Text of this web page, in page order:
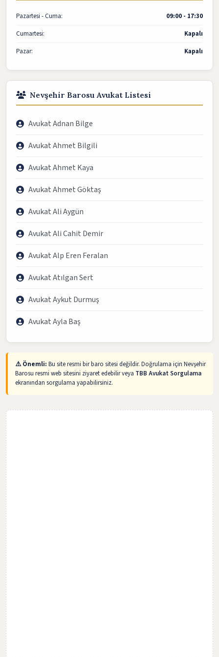
Pazartesi - Cuma:
09:00 - 17:30
Cumartesi:
Kapalı
Pazar:
Kapalı
Nevşehir Barosu Avukat Listesi
Avukat Adnan Bilge
Avukat Ahmet Bilgili
Avukat Ahmet Kaya
Avukat Ahmet Göktaş
Avukat Ali Aygün
Avukat Ali Cahit Demir
Avukat Alp Eren Feralan
Avukat Atılgan Sert
Avukat Aykut Durmuş
Avukat Ayla Baş
⚠️ Önemli: Bu site resmi bir baro sitesi değildir. Doğrulama için Nevşehir
Barosu resmi web sitesini ziyaret edebilir veya TBB Avukat Sorgulama
ekranından sorgulama yapabilirsiniz.